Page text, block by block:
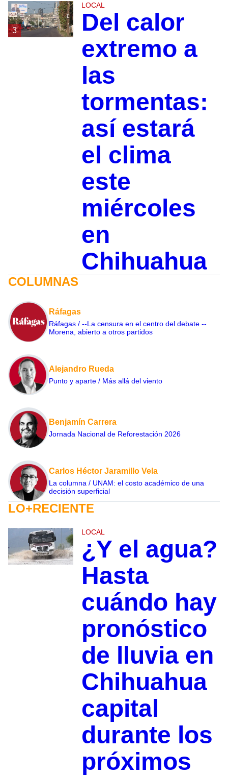
3
LOCAL
Del calor
extremo a
las
tormentas:
así estará
el clima
este
miércoles
en
Chihuahua
COLUMNAS
Ráfagas
Ráfagas / --La censura en el centro del debate --
Morena, abierto a otros partidos
Alejandro Rueda
Punto y aparte / Más allá del viento
Benjamín Carrera
Jornada Nacional de Reforestación 2026
Carlos Héctor Jaramillo Vela
La columna / UNAM: el costo académico de una
decisión superficial
LO+RECIENTE
LOCAL
¿Y el agua?
Hasta
cuándo hay
pronóstico
de lluvia en
Chihuahua
capital
durante los
próximos